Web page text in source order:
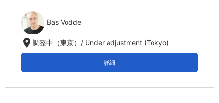
Bas Vodde
location_on調整中（東京）/ Under adjustment (Tokyo)
詳細